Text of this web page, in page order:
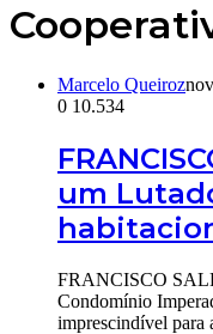
Marcelo Queiroz
0 10.534
um
FRANCISCO
Condomínio
imprescindível